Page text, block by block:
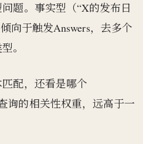
题。事实型（“X的发布日
向于触发Answers，去多个
。
配，还看是哪个
询的相关性权重，远高于一